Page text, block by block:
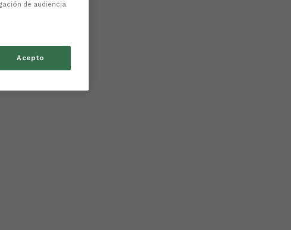
de audiencia
Acepto